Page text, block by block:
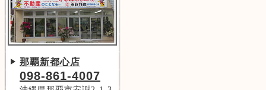
那覇新都心店
098-861-4007